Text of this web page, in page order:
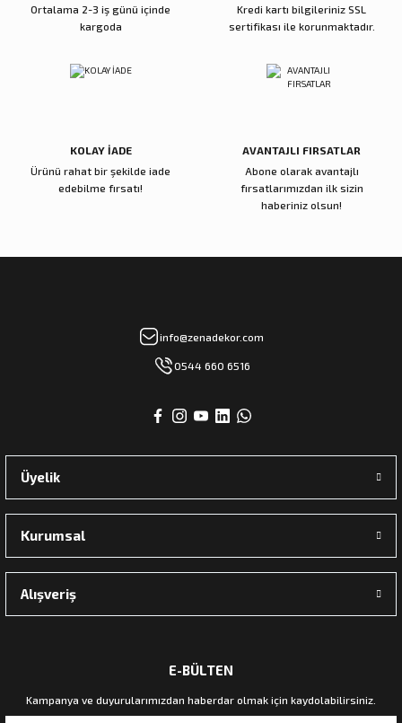
Ortalama 2-3 iş günü içinde
kargoda
Kredi kartı bilgileriniz SSL
sertifikası ile korunmaktadır.
KOLAY İADE
Ürünü rahat bir şekilde iade
edebilme fırsatı!
AVANTAJLI FIRSATLAR
Abone olarak avantajlı
fırsatlarımızdan ilk sizin
haberiniz olsun!
info@zenadekor.com
0544 660 6516
Üyelik
Kurumsal
Alışveriş
E-BÜLTEN
Kampanya ve duyurularımızdan haberdar olmak için kaydolabilirsiniz.